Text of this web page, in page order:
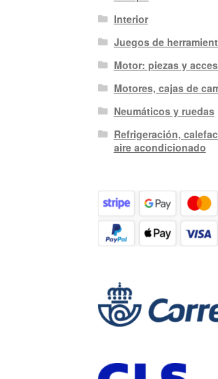
Interior
Juegos de
Motor: piezas y
Motores, cajas de
Neumáticos y ruedas
Refrigeración,
aire acondicionado